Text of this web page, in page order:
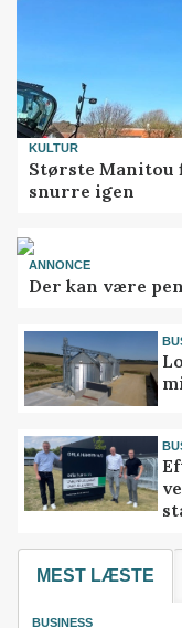
KULTUR
Største Manitou
snurre igen
ANNONCE
Der kan være
MEST LÆSTE
BUSINESS